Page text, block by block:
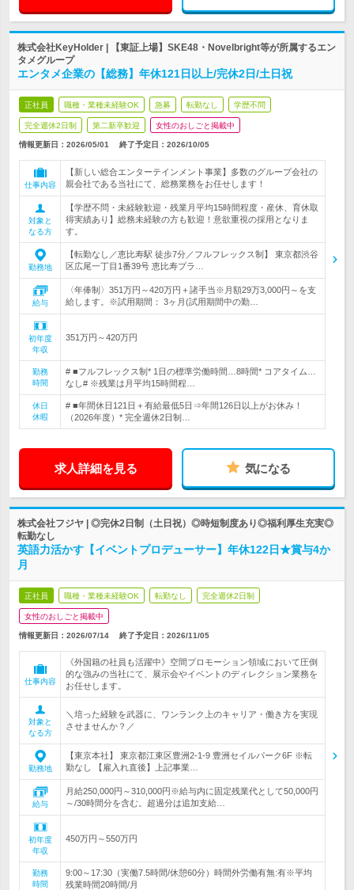
株式会社KeyHolder | 【東証上場】SKE48・Novelbright等が所属するエン
タメグループ
エンタメ企業の【総務】年休121日以上/完休2日/土日祝
正社員 職種・業種未経験OK 急募 転勤なし 学歴不問
完全週休2日制 第二新卒歓迎 女性のおしごと掲載中
情報更新日：2026/05/01 終了予定日： 2026/10/05
仕事内容
【新しい総合エンターテインメント事業】多数のグループ会社の
親会社である当社にて、総務業務をお任せします！
対象と
なる方
【学歴不問・未経験歓迎・残業月平均15時間程度・産休、育休取
得実績あり】総務未経験の方も歓迎！意欲重視の採用となりま
す。
勤務地
【転勤なし／恵比寿駅 徒歩7分／フルフレックス制】 東京都渋谷
区広尾一丁目1番39号 恵比寿プラ…
給与
〈年俸制〉351万円～420万円＋諸手当※月額29万3,000円～を支
給します。※試用期間： 3ヶ月(試用期間中の勤…
初年度
年収
351万円～420万円
勤務
時間
# ■フルフレックス制* 1日の標準労働時間…8時間* コアタイム…
なし# ※残業は月平均15時間程…
休日
休暇
# ■年間休日121日＋有給最低5日⇒年間126日以上がお休み！
（2026年度）* 完全週休2日制…
求人詳細を見る 気になる
株式会社フジヤ | ◎完休2日制（土日祝）◎時短制度あり◎福利厚生充実◎
転勤なし
英語力活かす【イベントプロデューサー】年休122日★賞与4か
月
正社員 職種・業種未経験OK 転勤なし 完全週休2日制
女性のおしごと掲載中
情報更新日：2026/07/14 終了予定日： 2026/11/05
仕事内容
《外国籍の社員も活躍中》空間プロモーション領域において圧倒
的な強みの当社にて、展示会やイベントのディレクション業務を
お任せします。
対象と
なる方
＼培った経験を武器に、ワンランク上のキャリア・働き方を実現
させませんか？／
勤務地
【東京本社】 東京都江東区豊洲2-1-9 豊洲セイルパーク6F ※転
勤なし 【雇入れ直後】上記事業…
給与
月給250,000円～310,000円※給与内に固定残業代として50,000円
～/30時間分を含む。超過分は追加支給…
初年度
年収
450万円～550万円
勤務
時間
9:00～17:30（実働7.5時間/休憩60分）時間外労働有無:有※平均
残業時間20時間/月